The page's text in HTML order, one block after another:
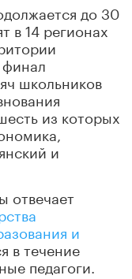
до 30
в 14 регионах
финал
школьников
из которых
и
отвечает
и
в течение
педагоги.